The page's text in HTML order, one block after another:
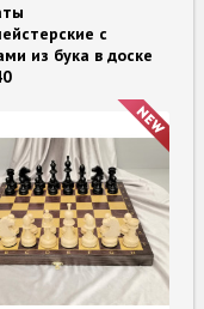
с
из бука в доске